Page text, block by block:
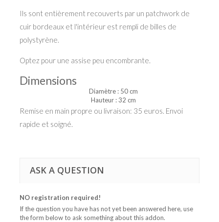
Ils sont entièrement recouverts par un patchwork de
cuir bordeaux et l'intérieur est rempli de billes de
polystyrène.
Optez pour une assise peu encombrante.
Dimensions
Diamètre : 50 cm
Hauteur : 32 cm
Remise en main propre ou livraison: 35 euros. Envoi
rapide et soigné.
ASK A QUESTION
NO registration required!
If the question you have has not yet been answered here, use
the form below to ask something about this addon.